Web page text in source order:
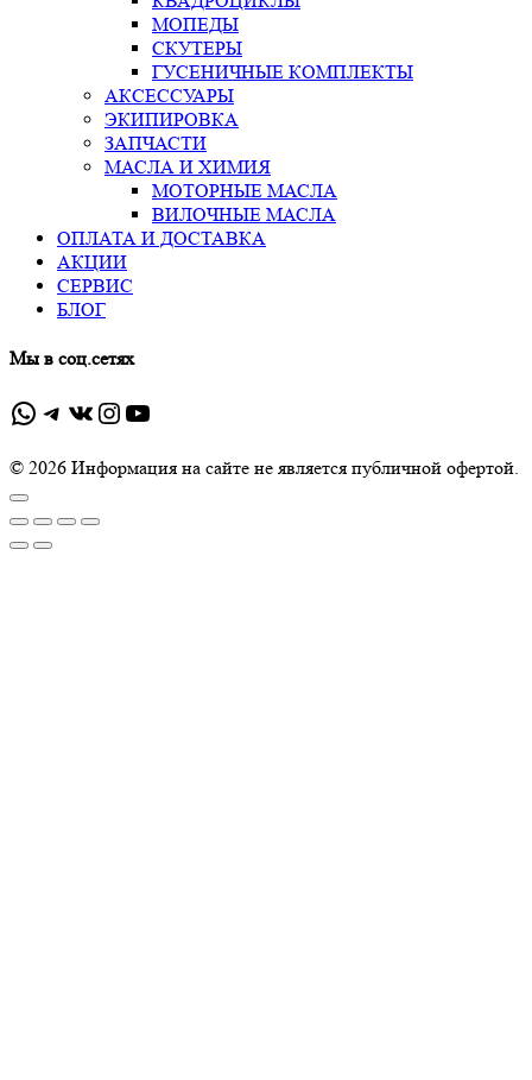
МОПЕДЫ
СКУТЕРЫ
ГУСЕНИЧНЫЕ КОМПЛЕКТЫ
АКСЕССУАРЫ
ЭКИПИРОВКА
ЗАПЧАСТИ
МАСЛА И ХИМИЯ
МОТОРНЫЕ МАСЛА
ВИЛОЧНЫЕ МАСЛА
ОПЛАТА И ДОСТАВКА
АКЦИИ
СЕРВИС
БЛОГ
Мы в соц.сетях
WhatsApp
Telegram
ВКонтакте
Instagram
YouTube
© 2026 Информация на сайте не является публичной офертой.